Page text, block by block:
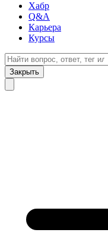
Хабр
Q&A
Карьера
Курсы
Закрыть